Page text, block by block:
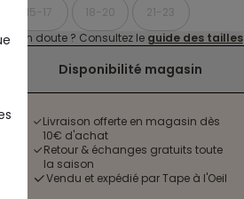
15-17 18-20
21-23
Un doute ? Consultez le guide des tailles
Disponibilité magasin
Livraison offerte en magasin dès
10€ d'achat
Retour & échanges gratuits toute
la saison
Vendu et expédié par Tape à l'Oeil